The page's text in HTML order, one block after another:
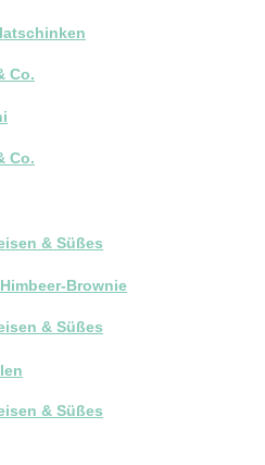
Co.
Co.
& Süßes
Brownie
& Süßes
& Süßes